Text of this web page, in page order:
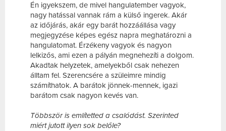
Én igyekszem, de mivel hangulatember vagyok,
nagy hatással vannak rám a külső ingerek. Akár
az időjárás, akár egy barát hozzáállása vagy
megjegyzése képes egész napra meghatározni a
hangulatomat. Érzékeny vagyok és nagyon
lelkizős, ami ezen a pályán megnehezíti a dolgom.
Akadtak helyzetek, amelyekből csak nehezen
álltam fel. Szerencsére a szüleimre mindig
számíthatok. A barátok jönnek-mennek, igazi
barátom csak nagyon kevés van.
Többször is említetted a csalódást. Szerinted
miért jutott ilyen sok belőle?